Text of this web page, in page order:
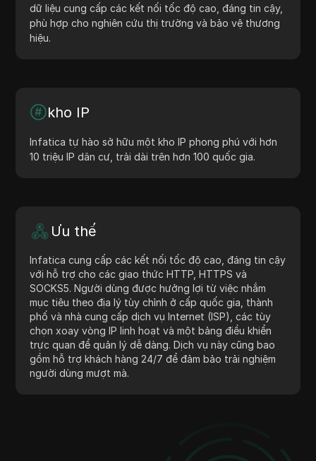
dữ liệu cung cấp các kết nối tốc độ cao, đáng tin cậy,
phù hợp cho nghiên cứu thị trường và bảo vệ thương
hiệu.
kho IP
Infatica tự hào sở hữu một kho IP phong phú với hơn
10 triệu IP dân cư, trải dài trên hơn 100 quốc gia.
Ưu thế
Infatica cung cấp các kết nối tốc độ cao, đáng tin cậy
với hỗ trợ cho các giao thức HTTP, HTTPS và
SOCKS5. Người dùng được hưởng lợi từ việc nhắm
mục tiêu theo địa lý tùy chỉnh ở cấp quốc gia, thành
phố và nhà cung cấp dịch vụ Internet (ISP), các tùy
chọn xoay vòng IP linh hoạt và một bảng điều khiển
trực quan để quản lý dễ dàng. Dịch vụ này cũng bao
gồm hỗ trợ khách hàng 24/7 để đảm bảo trải nghiệm
người dùng mượt mà.